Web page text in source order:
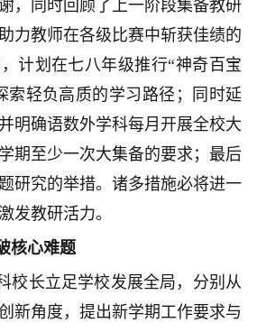
，同时回顾了上一阶段集备教研
力教师在各级比赛中斩获佳绩的
计划在七八年级推行“神奇百宝
索轻负高质的学习路径；同时延
明确语数外学科每月开展全校大
期至少一次大集备的要求；最后
研究的举措。诸多措施必将进一
发教研活力。
核心难题
校长立足学校发展全局，分别从
新角度，提出新学期工作要求与